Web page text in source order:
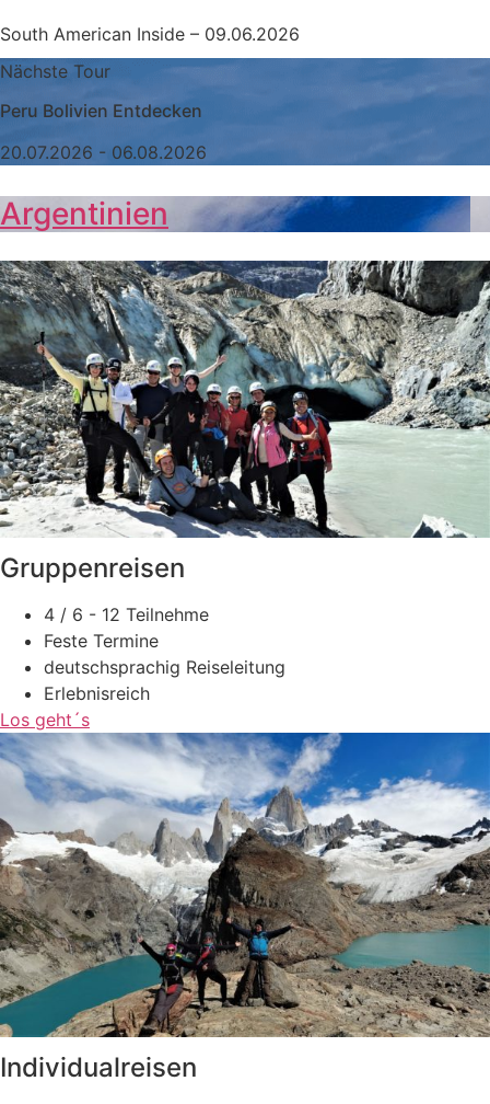
South American Inside – 09.06.2026
Nächste Tour
Peru Bolivien Entdecken
20.07.2026 - 06.08.2026
Argentinien
Gruppenreisen
4 / 6 - 12 Teilnehme
Feste Termine
deutschsprachig Reiseleitung
Erlebnisreich
Los geht´s
Individualreisen